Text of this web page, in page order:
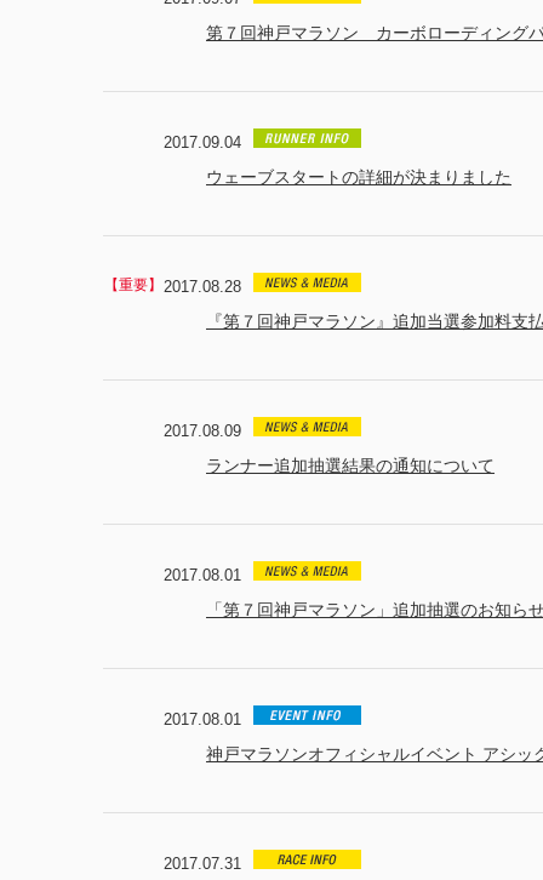
第７回神戸マラソン カーボローディング
2017.09.04
ウェーブスタートの詳細が決まりました
2017.08.28
『第７回神戸マラソン』追加当選参加料
2017.08.09
ランナー追加抽選結果の通知について
2017.08.01
「第７回神戸マラソン」追加抽選のお知ら
2017.08.01
神戸マラソンオフィシャルイベント アシッ
2017.07.31